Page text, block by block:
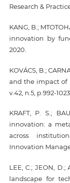
Research &
KANG, B.;
innovation by
2020.
KOVÁCS, B.;
and the impact of
v.42, n.5, p.992-
KRAFT, P. S.;
innovation: a
across
Innovation
LEE, C.; JEON,
landscape for